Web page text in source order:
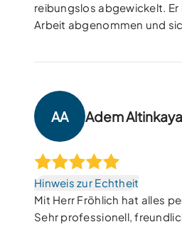
reibungslos abgewickelt. Er
Arbeit abgenommen und
können – klare
AA Adem Altinkaya
Hinweis zur Echtheit
Mit Herr Fröhlich hat alles
Sehr professionell,